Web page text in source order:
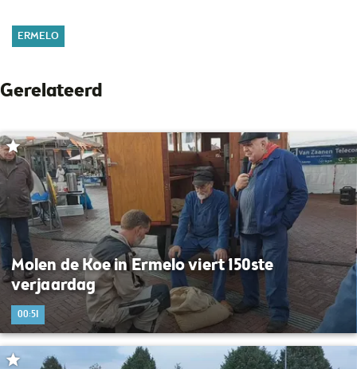
ERMELO
Gerelateerd
Molen de Koe in Ermelo viert 150ste
verjaardag
00:51